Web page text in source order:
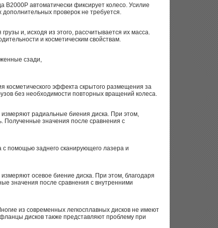
B2000P автоматически фиксирует колесо. Усилие
дополнительных проверок не требуется.
и, исходя из этого, рассчитывается их масса.
и косметическим свойствам.
сзади,
косметического эффекта скрытого размещения за
без необходимости повторных вращений колеса.
радиальные биения диска. При этом,
Полученные значения после сравнения с
с помощью заднего сканирующего лазера и
осевое биение диска. При этом, благодаря
значения после сравнения с внутренними
из современных легкосплавных дисков не имеют
дисков также представляют проблему при